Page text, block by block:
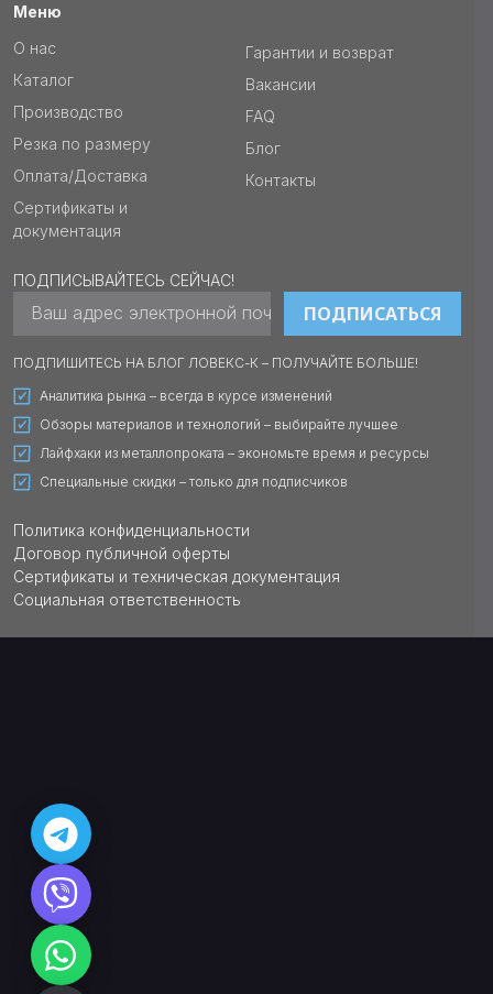
Меню
О нас
Каталог
Производство
Резка по размеру
Оплата/Доставка
Сертификаты и
документация
Гарантии и возврат
Вакансии
FAQ
Блог
Контакты
ПОДПИСЫВАЙТЕСЬ СЕЙЧАС!
ПОДПИСАТЬСЯ
ПОДПИШИТЕСЬ НА БЛОГ ЛОВЕКС-К – ПОЛУЧАЙТЕ БОЛЬШЕ!
Аналитика рынка – всегда в курсе изменений
Обзоры материалов и технологий – выбирайте лучшее
Лайфхаки из металлопроката – экономьте время и ресурсы
Специальные скидки – только для подписчиков
Политика конфиденциальности
Договор публичной оферты
Сертификаты и техническая документация
Социальная ответственность